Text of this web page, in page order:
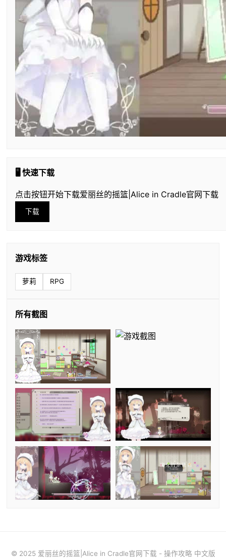
🖥️ 快速下载
点击按钮开始下载爱丽丝的摇篮|Alice in Cradle官网下载
下载
游戏标签
萝莉 RPG
所有截图
© 2025 爱丽丝的摇篮|Alice in Cradle官网下载 - 操作攻略 中文版